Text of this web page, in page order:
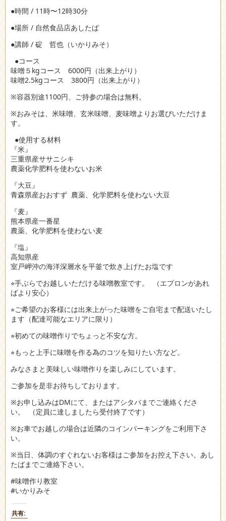
●時間 / 11時〜12時30分
●場所 / 自然食品店あしたば
●講師 / 碇 哲也（いかりみそ）
●コース
味噌５kgコース 6000円（出来上がり）
味噌2.5kgコース 3800円（出来上がり）
※容器別途1100円、ご持参の場合は無料。
※おみそは、米味噌、玄米味噌、麦味噌よりお選びいただけま
す。
●使用する材料
『米』
三重県産ササニシキ
農薬化学肥料を使わないお米
『大豆』
青森県産おおすず 農薬、化学肥料を使わない大豆
『麦』
熊本県産一番星
農薬、化学肥料を使わない麦
『塩』
高知県産
室戸岬沖の海洋深層水を平釜で炊き上げたお塩です
⭐︎手ぶらでお越しいただける味噌教室です。 （エプロンがあれ
ばより安心）
⭐︎ご希望のお客様には出来上がった味噌をご自宅まで配送いたし
ます（配達可能なエリアに限り）
⭐︎初めての味噌作りでちょっと不安な方。
⭐︎もっと上手に味噌を作る為のコツを知りたい方など。
みなさまと美味しい味噌作りを楽しみにしています。
ご参加を是非お待ちしております。
※お申し込みはDMにて、またはアシタバまでご連絡くださ
い。 （定員に達しましたら受付終了です）
※お車でお越しの場合は近隣のコインパーキングをご利用下さ
い。
※当日、体調のすぐれないお客様はご参加をお控え下さい。あし
たばまでご連絡下さい。
#味噌作り教室
#いかりみそ
共有: